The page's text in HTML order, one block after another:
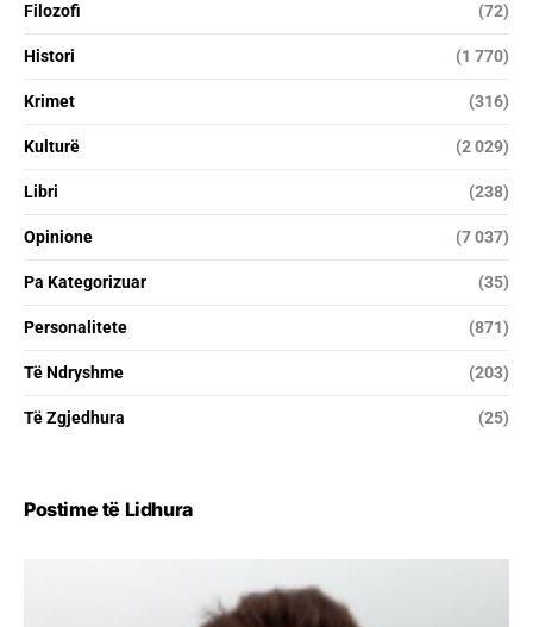
Filozofi (72)
Histori (1 770)
Krimet (316)
Kulturë (2 029)
Libri (238)
Opinione (7 037)
Pa Kategorizuar (35)
Personalitete (871)
Të Ndryshme (203)
Të Zgjedhura (25)
Postime të Lidhura